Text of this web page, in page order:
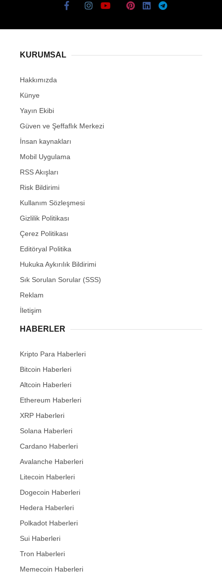
KURUMSAL
Hakkımızda
Künye
Yayın Ekibi
Güven ve Şeffaflık Merkezi
İnsan kaynakları
Mobil Uygulama
RSS Akışları
Risk Bildirimi
Kullanım Sözleşmesi
Gizlilik Politikası
Çerez Politikası
Editöryal Politika
Hukuka Aykırılık Bildirimi
Sık Sorulan Sorular (SSS)
Reklam
İletişim
HABERLER
Kripto Para Haberleri
Bitcoin Haberleri
Altcoin Haberleri
Ethereum Haberleri
XRP Haberleri
Solana Haberleri
Cardano Haberleri
Avalanche Haberleri
Litecoin Haberleri
Dogecoin Haberleri
Hedera Haberleri
Polkadot Haberleri
Sui Haberleri
Tron Haberleri
Memecoin Haberleri